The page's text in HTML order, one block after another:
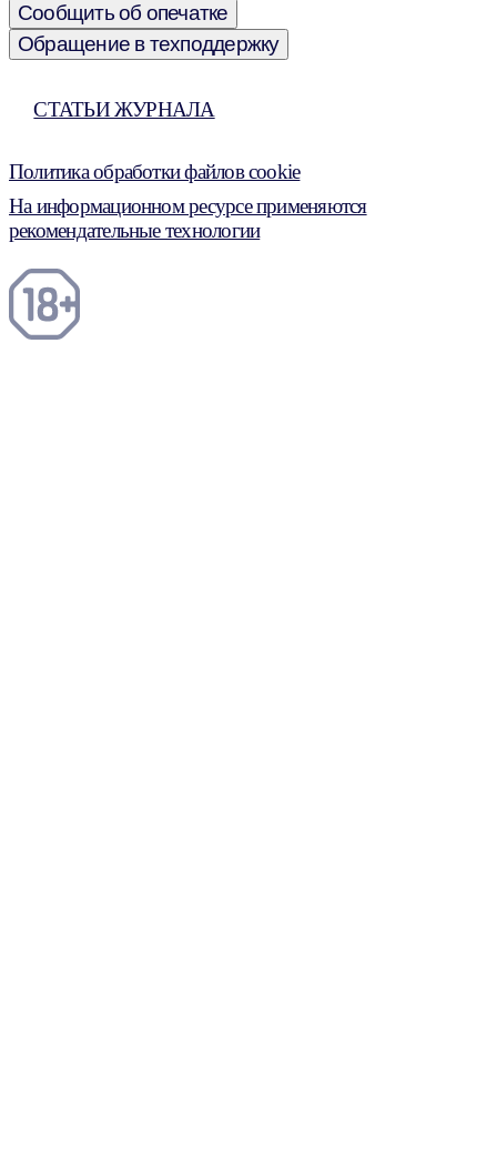
Сообщить об опечатке
Обращение в техподдержку
СТАТЬИ ЖУРНАЛА
Политика обработки файлов cookie
На информационном ресурсе применяются
рекомендательные технологии